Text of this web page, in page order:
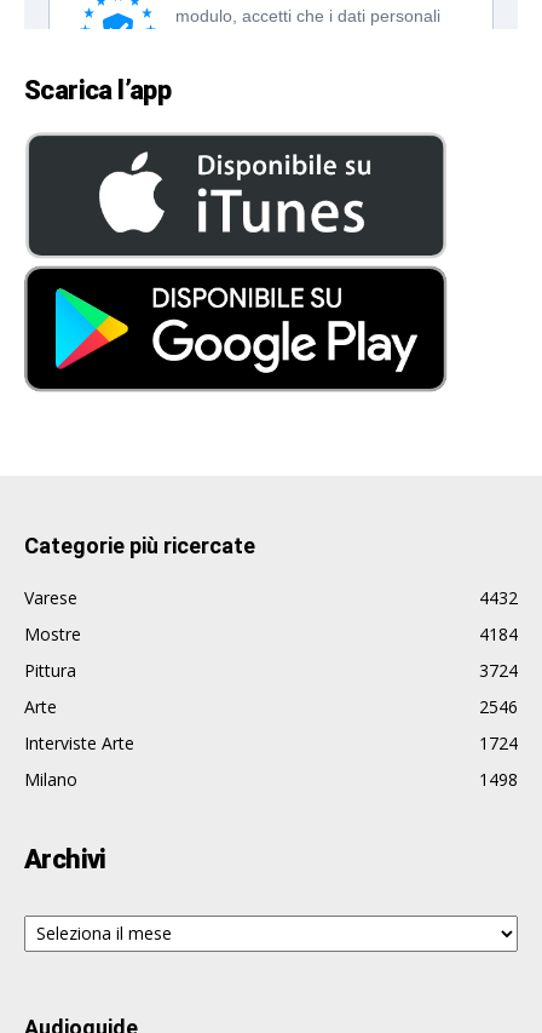
Scarica l’app
Categorie più ricercate
Varese
4432
Mostre
4184
Pittura
3724
Arte
2546
Interviste Arte
1724
Milano
1498
Archivi
Archivi
Audioguide